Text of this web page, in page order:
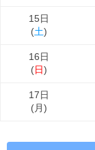
15日
(土)
16日
(日)
17日
(月)